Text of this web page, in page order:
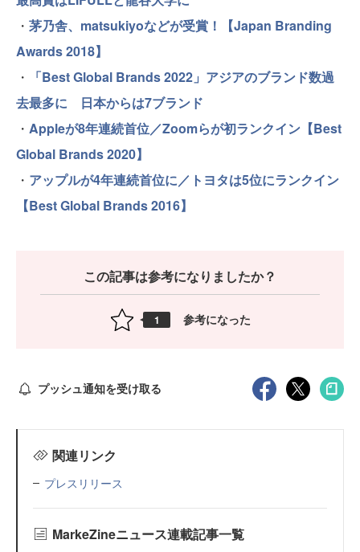
・ 茅乃舎、matsukiyoなどが受賞！【Japan Branding
Awards 2018】
・
「Best Global Brands 2022」アジアのブランド数過
去最多に 日本からは7ブランド
・ Appleが8年連続首位／Zoomらが初ランクイン【Best
Global Brands 2020】
・ アップルが4年連続首位に／トヨタは5位にランクイン
【Best Global Brands 2016】
この記事は参考になりましたか？
1 参考になった
プッシュ通知を受け取る
関連リンク
プレスリリース
MarkeZineニュース連載記事一覧